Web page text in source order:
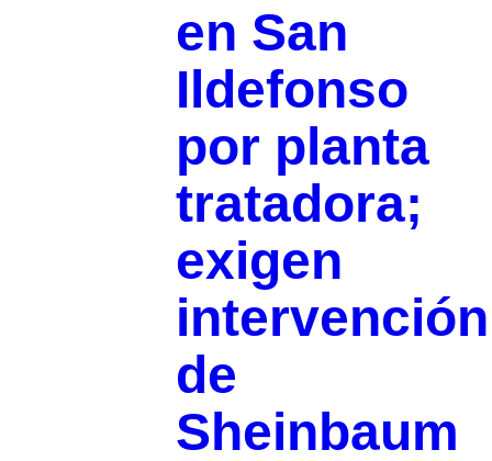
en San
Ildefonso
por planta
tratadora;
exigen
intervención
de
Sheinbaum